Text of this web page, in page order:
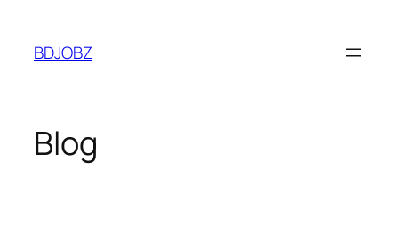
content
BDJOBZ
Blog